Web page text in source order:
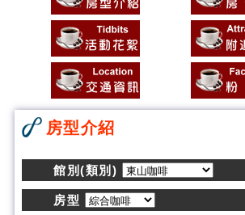
房型介紹
館別(類別)
房型